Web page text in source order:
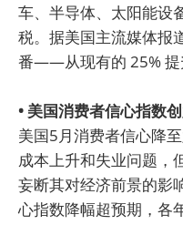
车、半导体、太阳能设
税。据美国主流媒体报
番——从现有的 25% 提
• 美国消费者信心指数
美国5月消费者信心降
成本上升和失业问题，
妄断其对经济前景的影
心指数降幅超预期，各